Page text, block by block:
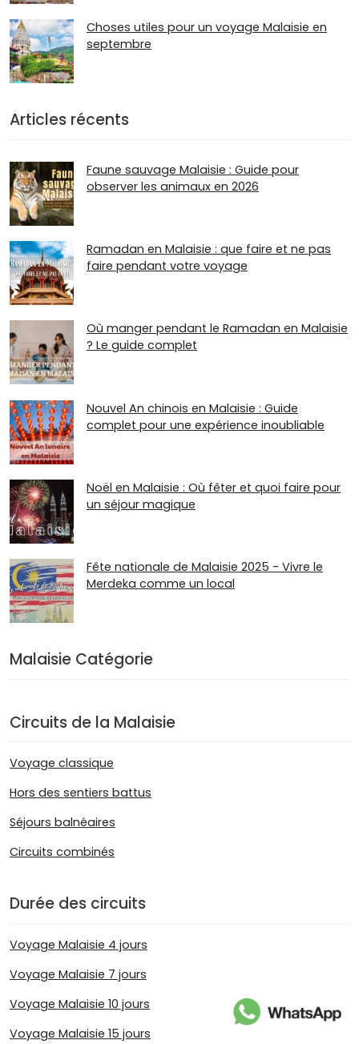
Choses utiles pour un voyage Malaisie en
septembre
Articles récents
Faune sauvage Malaisie : Guide pour
observer les animaux en 2026
Ramadan en Malaisie : que faire et ne pas
faire pendant votre voyage
Où manger pendant le Ramadan en Malaisie
? Le guide complet
Nouvel An chinois en Malaisie : Guide
complet pour une expérience inoubliable
Noël en Malaisie : Où fêter et quoi faire pour
un séjour magique
Fête nationale de Malaisie 2025 - Vivre le
Merdeka comme un local
Malaisie Catégorie
Circuits de la Malaisie
Voyage classique
Hors des sentiers battus
Séjours balnéaires
Circuits combinés
Durée des circuits
Voyage Malaisie 4 jours
Voyage Malaisie 7 jours
Voyage Malaisie 10 jours
Voyage Malaisie 15 jours